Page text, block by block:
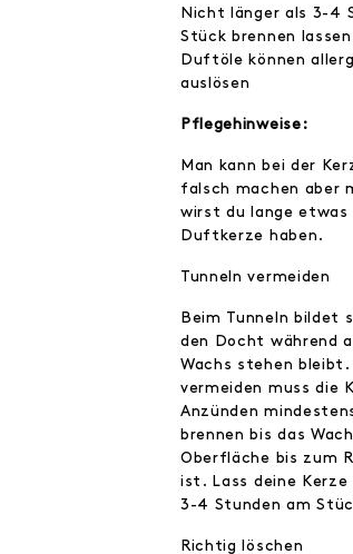
Nicht länger als 3-4
Stück brennen lassen
Duftöle können
auslösen
Pflegehinweise:
Man kann bei der
falsch machen aber
wirst du lange etwas
Duftkerze haben.
Tunneln vermeiden
Beim Tunneln bildet
den Docht während
Wachs stehen bleibt.
vermeiden muss die
Anzünden
brennen bis das
Oberfläche bis zum
ist. Lass deine
3-4 Stunden am
Richtig löschen